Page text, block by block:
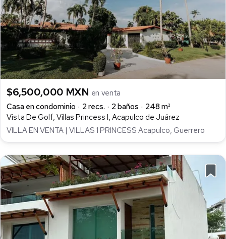
$6,500,000 MXN en venta
Casa en condominio
2 recs. 2 baños
248 m²
Vista De Golf, Villas Princess I, Acapulco de Juárez
VILLA EN VENTA | VILLAS 1 PRINCESS Acapulco, Guerrero